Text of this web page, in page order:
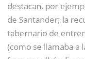
destacan, por
de Santander; la
tabernario de
(como se llamaba a